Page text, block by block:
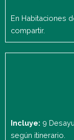
En Habitaciones
compartir.
Incluye: 9
según itinerario.